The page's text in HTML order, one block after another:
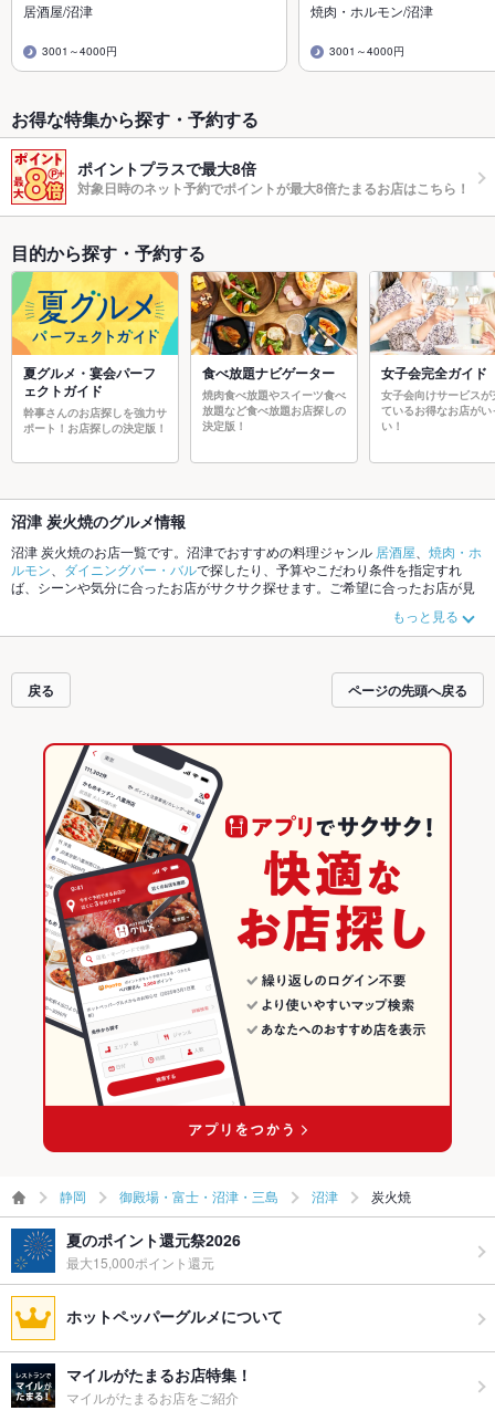
居酒屋/沼津
3001～4000円
焼肉・ホルモン/沼津
3001～4000円
お得な特集から探す・予約する
ポイントプラスで最大8倍
対象日時のネット予約でポイントが最大8倍たまるお店はこちら！
目的から探す・予約する
夏グルメ・宴会パーフ
ェクトガイド
幹事さんのお店探しを強力サ
ポート！お店探しの決定版！
食べ放題ナビゲーター
焼肉食べ放題やスイーツ食べ
放題など食べ放題お店探しの
決定版！
女子会完全ガイド
女子会向けサービスが
ているお得なお店がい
い！
沼津 炭火焼のグルメ情報
沼津 炭火焼のお店一覧です。沼津でおすすめの料理ジャンル 居酒屋
焼肉・ホ
ルモン
ダイニングバー・バルで探したり、予算やこだわり条件を指定すれ
ば、シーンや気分に合ったお店がサクサク探せます。ご希望に合ったお店が見
さい。ホットペッパーグルメなら、お得なクーポンはもちろん、こだわりメニ
ューからあげ、天丼、お茶漬けや季節のおすすめ料理など、お店の最新情報を
拡大中です。友達どうしの飲み会にも、会社の宴会にも、デートやパーティー
にもお得に便利にホットペッパーグルメをご利用ください。
もっと見る
戻る ページの先頭へ戻る
静岡 御殿場・富士・沼津・三島 沼津 炭火焼
夏のポイント還元祭2026
最大15,000ポイント還元
ホットペッパーグルメについて
マイルがたまるお店特集！
マイルがたまるお店をご紹介